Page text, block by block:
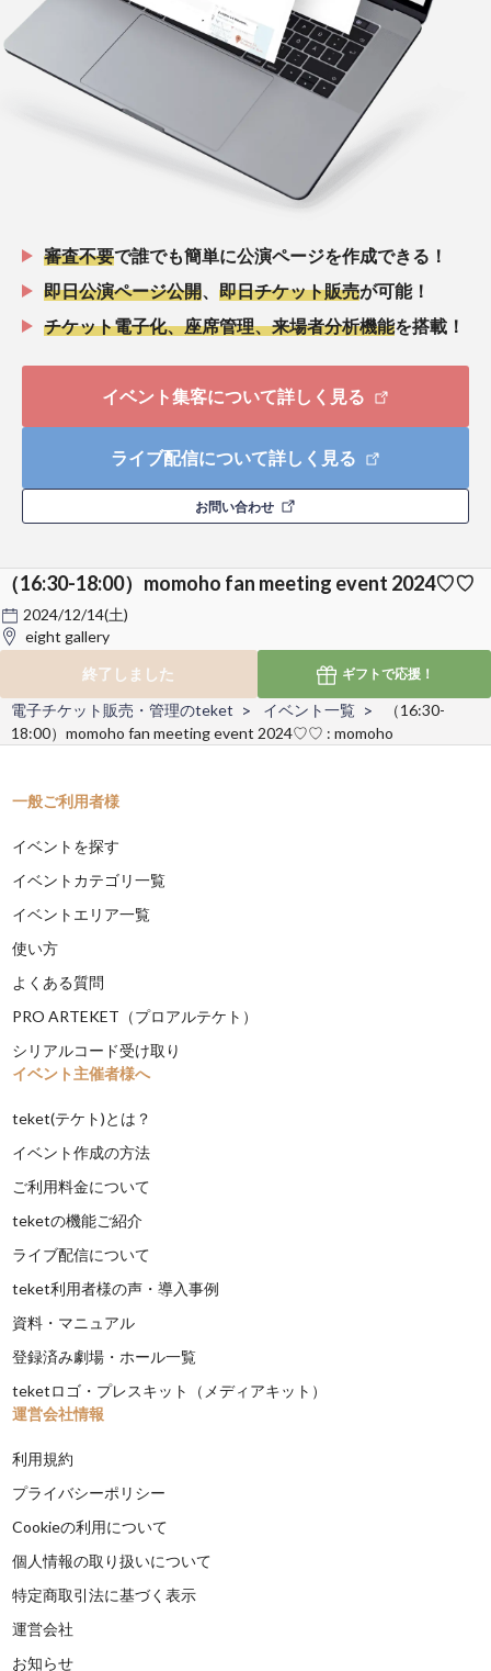
審査不要で誰でも簡単に公演ページを作成できる！
即日公演ページ公開
即日チケット販売が可能！
チケット電子化、座席管理、来場者分析機能を搭載！
イベント集客について詳しく見る
ライブ配信について詳しく見る
お問い合わせ
（16:30-18:00）momoho fan meeting event 2024♡♡
2024/12/14(土)
eight gallery
終了しました
ギフトで応援！
電子チケット販売・管理のteket イベント一覧
（16:30-
18:00）momoho fan meeting event 2024♡♡ : momoho
一般ご利用者様
イベントを探す
イベントカテゴリ一覧
イベントエリア一覧
使い方
よくある質問
PRO ARTEKET（プロアルテケト）
シリアルコード受け取り
イベント主催者様へ
teket(テケト)とは？
イベント作成の方法
ご利用料金について
teketの機能ご紹介
ライブ配信について
teket利用者様の声・導入事例
資料・マニュアル
登録済み劇場・ホール一覧
teketロゴ・プレスキット（メディアキット）
運営会社情報
利用規約
プライバシーポリシー
Cookieの利用について
個人情報の取り扱いについて
特定商取引法に基づく表示
運営会社
お知らせ